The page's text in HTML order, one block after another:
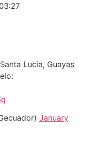
Lucia, Guayas
January